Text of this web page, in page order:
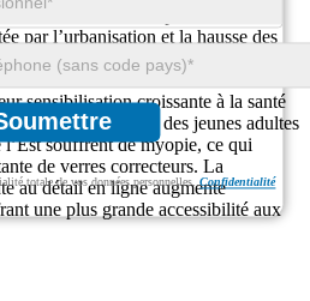
totale de vos données personnelles.Confidentialité
une croissance rapide du marché
par l’urbanisation et la hausse des
comme la Chine, l’Inde et le Japon
du marché en raison de leur
sensibilisation croissante à la santé
que près de 50 % des jeunes adultes
l’Est souffrent de myopie, ce qui
de verres correcteurs. La
au détail en ligne augmente
une plus grande accessibilité aux